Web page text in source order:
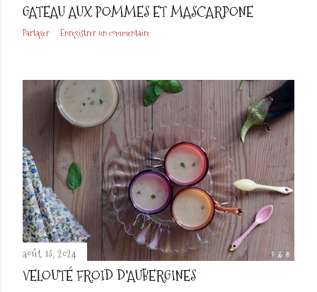
GATEAU AUX POMMES ET MASCARPONE
Partager Enregistrer un commentaire
août 13, 2024
VELOUTÉ FROID D'AUBERGINES